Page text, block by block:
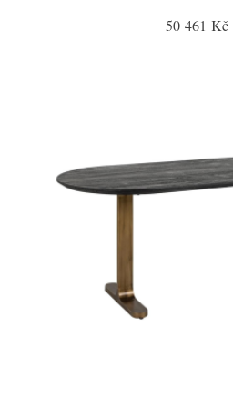
50 461 Kč